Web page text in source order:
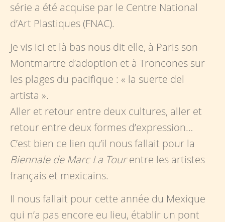
série a été acquise par le Centre National
d’Art Plastiques (FNAC).
Je vis ici et là bas nous dit elle, à Paris son
Montmartre d’adoption et à Troncones sur
les plages du pacifique : « la suerte del
artista ».
Aller et retour entre deux cultures, aller et
retour entre deux formes d’expression…
C’est bien ce lien qu’il nous fallait pour la
Biennale de Marc La Tourentre les artistes
français et mexicains.
Il nous fallait pour cette année du Mexique
qui n’a pas encore eu lieu, établir un pont